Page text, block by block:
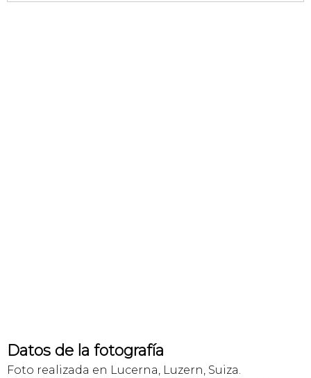
Datos de la fotografía
Foto realizada en Lucerna, Luzern, Suiza.